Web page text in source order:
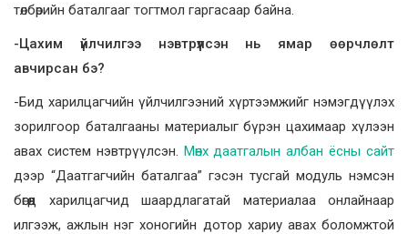
төлбөрийн баталгааг тогтмол гаргасаар байна.
-Цахим үйлчилгээ нэвтрүүлсэн нь ямар өөрчлөлт
авчирсан бэ?
-Бид харилцагчийн үйлчилгээний хүртээмжийг нэмэгдүүлэх
зорилгоор баталгааны материалыг бүрэн цахимаар хүлээн
авах систем нэвтрүүлсэн. Мөнх даатгалын албан ёсны сайт
дээр “Даатгагчийн баталгаа” гэсэн тусгай модуль нэмсэн
бөгөөд харилцагчид шаардлагатай материалаа онлайнаар
илгээж, ажлын нэг хоногийн дотор хариу авах боломжтой